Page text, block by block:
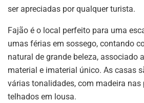
ser apreciadas por qualquer turista.
Fajão é o local perfeito para uma
umas férias em sossego, contando
natural de grande beleza, associado
material e imaterial único. As casas
várias tonalidades, com madeira nas
telhados em lousa.